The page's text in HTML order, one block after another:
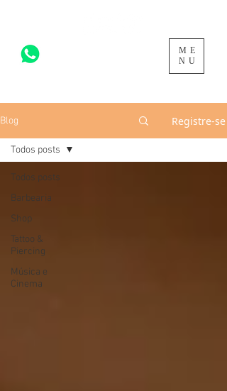
ME
NU
Blog Registre-se
Todos posts
Barbearia
Shop
Tattoo &
Piercing
Música e
Cinema
Todos posts